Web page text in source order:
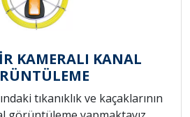
KAMERALI KANAL
tıkanıklık ve kaçaklarının